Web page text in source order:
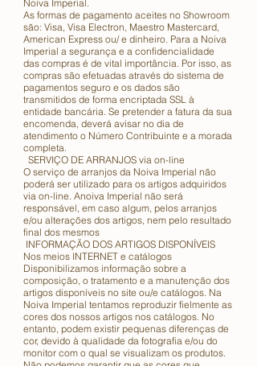
Noiva Imperial.
As formas de pagamento aceites no Showroom
são: Visa, Visa Electron, Maestro Mastercard,
American Express ou/ e dinheiro. Para a Noiva
Imperial a segurança e a confidencialidade
das compras é de vital importância. Por isso, as
compras são efetuadas através do sistema de
pagamentos seguro e os dados são
transmitidos de forma encriptada SSL à
entidade bancária. Se pretender a fatura da sua
encomenda, deverá avisar no dia de
atendimento o Número Contribuinte e a morada
completa.
SERVIÇO DE ARRANJOS via on-line
O serviço de arranjos da Noiva Imperial não
poderá ser utilizado para os artigos adquiridos
via on-line. Anoiva Imperial não será
responsável, em caso algum, pelos arranjos
e/ou alterações dos artigos, nem pelo resultado
final dos mesmos
INFORMAÇÃO DOS ARTIGOS DISPONÍVEIS
Nos meios INTERNET e catálogos
Disponibilizamos informação sobre a
composição, o tratamento e a manutenção dos
artigos disponíveis no site ou/e catálogos. Na
Noiva Imperial tentamos reproduzir fielmente as
cores dos nossos artigos nos catálogos. No
entanto, podem existir pequenas diferenças de
cor, devido à qualidade da fotografia e/ou do
monitor com o qual se visualizam os produtos.